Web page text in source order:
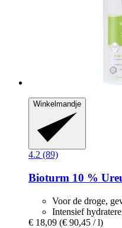
Winkelmandje
4.2 (89)
Bioturm 10 %
Voor de droge,
Intensief
€ 18,09 (€ 90,45 / l)